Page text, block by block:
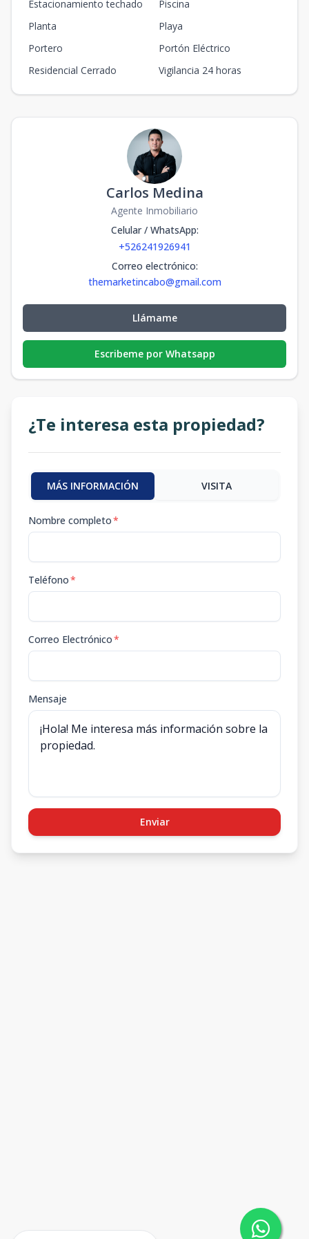
Estacionamiento techado
Piscina
Planta
Playa
Portero
Portón Eléctrico
Residencial Cerrado
Vigilancia 24 horas
Carlos Medina
Agente Inmobiliario
Celular / WhatsApp:
+526241926941
Correo electrónico:
themarketincabo@gmail.com
Llámame
Escribeme por Whatsapp
¿Te interesa esta propiedad?
MÁS INFORMACIÓN VISITA
Nombre completo*
Teléfono*
Correo Electrónico*
Mensaje
Enviar